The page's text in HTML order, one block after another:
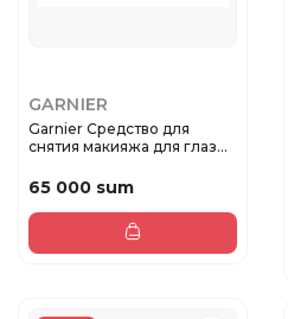
GARNIER
Garnier Cредство для
снятия макияжа для глаз
65 000 sum